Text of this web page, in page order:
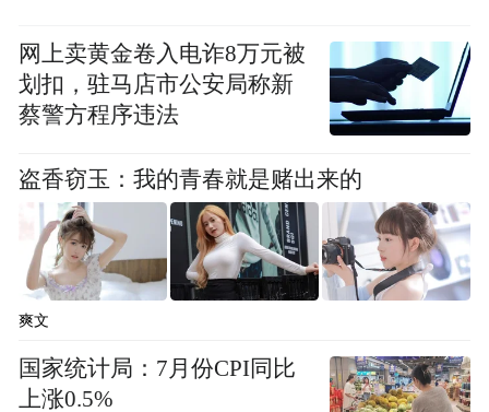
网上卖黄金卷入电诈8万元被
划扣，驻马店市公安局称新
蔡警方程序违法
盗香窃玉：我的青春就是赌出来的
爽文
国家统计局：7月份CPI同比
上涨0.5%